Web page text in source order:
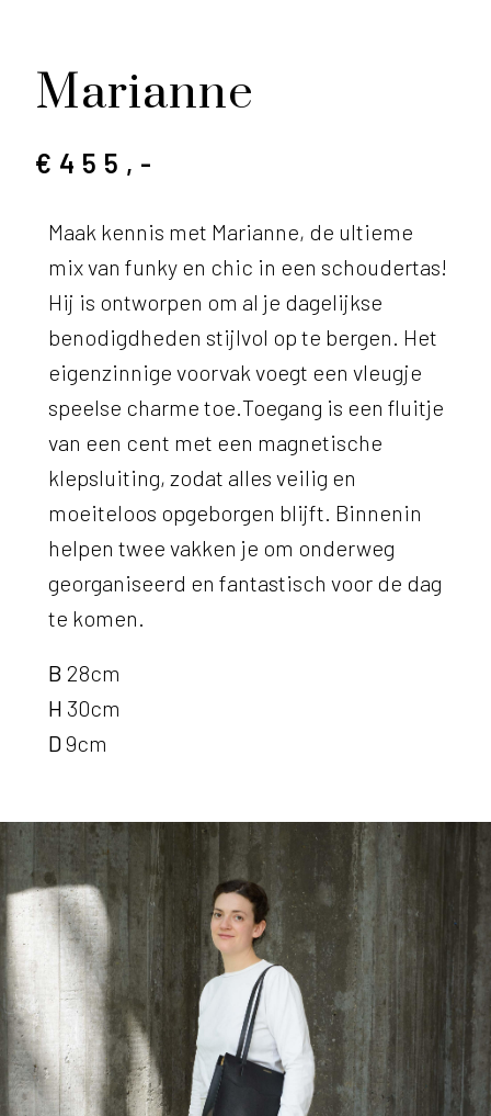
Marianne
€455,-
Maak kennis met Marianne, de ultieme
mix van funky en chic in een schoudertas!
Hij is ontworpen om al je dagelijkse
benodigdheden stijlvol op te bergen. Het
eigenzinnige voorvak voegt een vleugje
speelse charme toe.Toegang is een fluitje
van een cent met een magnetische
klepsluiting, zodat alles veilig en
moeiteloos opgeborgen blijft. Binnenin
helpen twee vakken je om onderweg
georganiseerd en fantastisch voor de dag
te komen.
B 28cm
H 30cm
D9cm